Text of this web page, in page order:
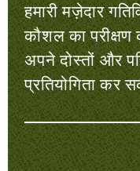
हमारी मज़ेदार
कौशल का
अपने दोस्तों और
प्रतियोगिता कर